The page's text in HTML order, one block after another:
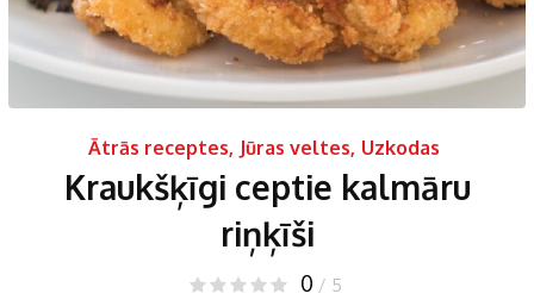
Ātrās receptes, Jūras veltes, Uzkodas
Kraukšķīgi ceptie kalmāru
riņķīši
0 / 5